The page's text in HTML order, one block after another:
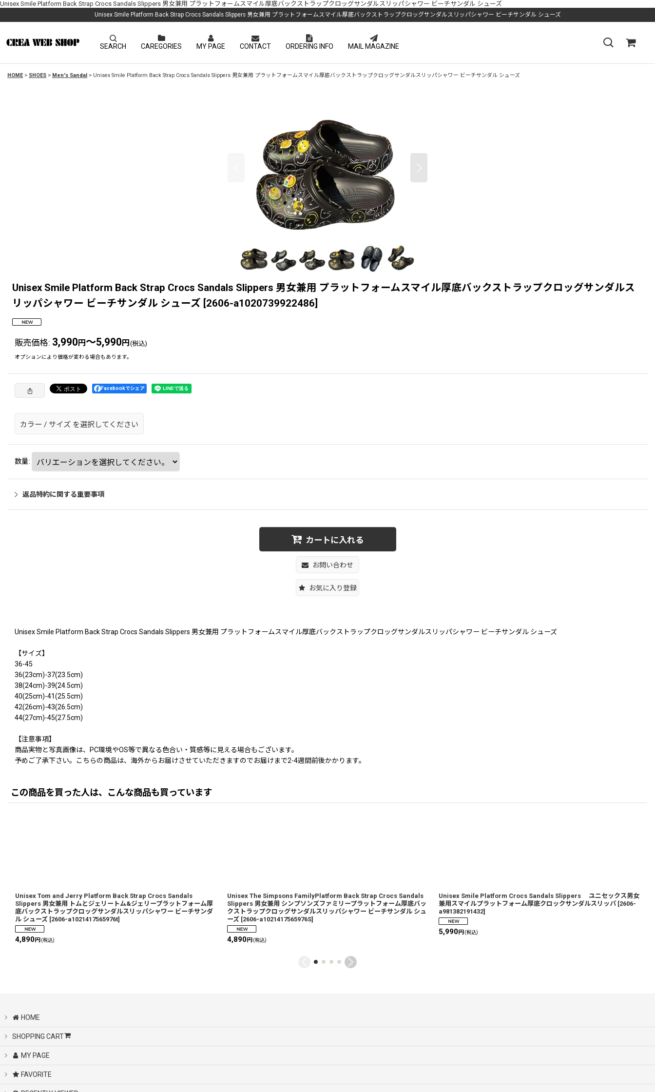
Unisex Smile Platform Back Strap Crocs Sandals Slippers 男女兼用 プラットフォームスマイル厚底バックストラップクロッグサンダルスリッパシャワー ビーチサンダル シューズ
Unisex Smile Platform Back Strap Crocs Sandals Slippers 男女兼用 プラットフォームスマイル厚底バックストラップクロッグサンダルスリッパシャワー ビーチサンダル シューズ
SEARCH CAREGORIES MY PAGE CONTACT ORDERING INFO MAIL MAGAZINE
HOME > SHOES > Men's Sandal > Unisex Smile Platform Back Strap Crocs Sandals Slippers 男女兼用 プラットフォームスマイル厚底バックストラップクロッグサンダルスリッパシャワー ビーチサンダル シューズ
Unisex Smile Platform Back Strap Crocs Sandals Slippers 男女兼用 プラットフォームスマイル厚底バックストラップクロッグサンダルス
リッパシャワー ビーチサンダル シューズ [2606-a1020739922486]
販売価格: 3,990 円 ～5,990 円 (税込)
オプションにより価格が変わる場合もあります。
Facebookでシェア
カラー / サイズ を選択してください
数量:
返品特約に関する重要事項
カートに入れる
お問い合わせ
お気に入り登録
Unisex Smile Platform Back Strap Crocs Sandals Slippers 男女兼用 プラットフォームスマイル厚底バックストラップクロッグサンダルスリッパシャワー ビーチサンダル シューズ
【サイズ】
36-45
36(23cm)-37(23.5cm)
38(24cm)-39(24.5cm)
40(25cm)-41(25.5cm)
42(26cm)-43(26.5cm)
44(27cm)-45(27.5cm)
【注意事項】
商品実物と写真画像は、PC環境やOS等で異なる色合い・質感等に見える場合もございます。
予めご了承下さい。こちらの商品は、海外からお届けさせていただきますのでお届けまで2-4週間前後かかります。
この商品を買った人は、こんな商品も買っています
Unisex Tom and Jerry Platform Back Strap Crocs Sandals
Slippers 男女兼用 トムとジェリートム&ジェリープラットフォーム厚
底バックストラップクロッグサンダルスリッパシャワー ビーチサンダ
ル シューズ [2606-a1021417565976t]
4,890円 (税込)
Unisex The Simpsons FamilyPlatform Back Strap Crocs Sandals
Slippers 男女兼用 シンプソンズファミリープラットフォーム厚底バッ
クストラップクロッグサンダルスリッパシャワー ビーチサンダル シュ
ーズ [2606-a1021417565976S]
4,890円 (税込)
Unisex Smile Platform Crocs Sandals Slippers ユニセックス男女
兼用スマイルプラットフォーム厚底クロックサンダルスリッパ [2606-
a981382191432]
5,990円 (税込)
HOME
SHOPPING CART
MY PAGE
FAVORITE